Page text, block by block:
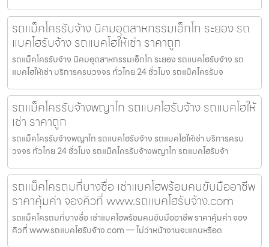
รถแม็คโครรับจ้าง นิคมอุตสาหกรรมเอ็กโก ระยอง รถ
แบคโฮรับจ้าง รถแบคโฮให้เช่า ราคาถูก
รถแม็คโครรับจ้าง นิคมอุตสาหกรรมเอ็กโก ระยอง รถแบคโฮรับจ้าง รถ
แบคโฮให้เช่า บริการครบวงจร ทั่วไทย 24 ชั่วโมง รถแม็คโครรับจ
รถแม็คโครรับจ้างพญาไท รถแบคโฮรับจ้าง รถแบคโฮให้
เช่า ราคาถูก
รถแม็คโครรับจ้างพญาไท รถแบคโฮรับจ้าง รถแบคโฮให้เช่า บริการครบ
วงจร ทั่วไทย 24 ชั่วโมง รถแม็คโครรับจ้างพญาไท รถแบคโฮรับจ้า
รถแม็คโครถมที่บางซื่อ เช่าแบคโฮพร้อมคนขับมืออาชีพ
ราคาคุ้มค่า จองคิวที่ www.รถแบคโฮรับจ้าง.com
รถแม็คโครถมที่บางซื่อ เช่าแบคโฮพร้อมคนขับมืออาชีพ ราคาคุ้มค่า จอง
คิวที่ www.รถแบคโฮรับจ้าง.com — ไม่ว่าหน้างานจะแคบหรือด